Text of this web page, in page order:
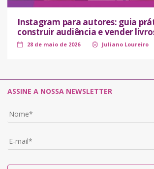
Instagram para autores: guia
construir audiência e vender
28 de maio de 2026 Juliano Loureiro
ASSINE A NOSSA NEWSLETTER